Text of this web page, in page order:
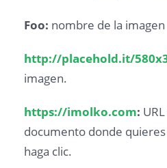
Foo: nombre de la imagen
http://placehold.it/
imagen.
https://imolko.com:
documento donde
haga clic.